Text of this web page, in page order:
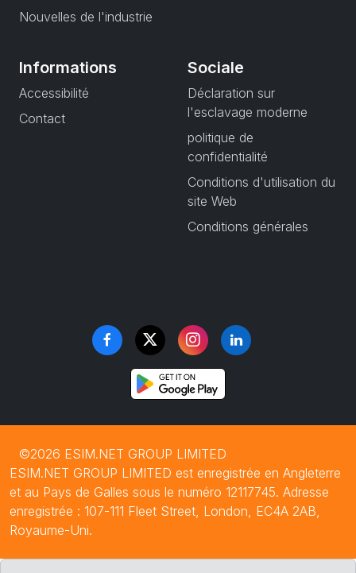
Nouvelles de l'industrie
Informations
Accessibilité
Contact
Sociale
Déclaration sur
l'esclavage moderne
politique de
confidentialité
Conditions d'utilisation du
site Web
Conditions générales
©2026 ESIM.NET GROUP LIMITED
ESIM.NET GROUP LIMITED est enregistrée en Angleterre
et au Pays de Galles sous le numéro 12117745. Adresse
enregistrée : 107-111 Fleet Street, London, EC4A 2AB,
Royaume-Uni.